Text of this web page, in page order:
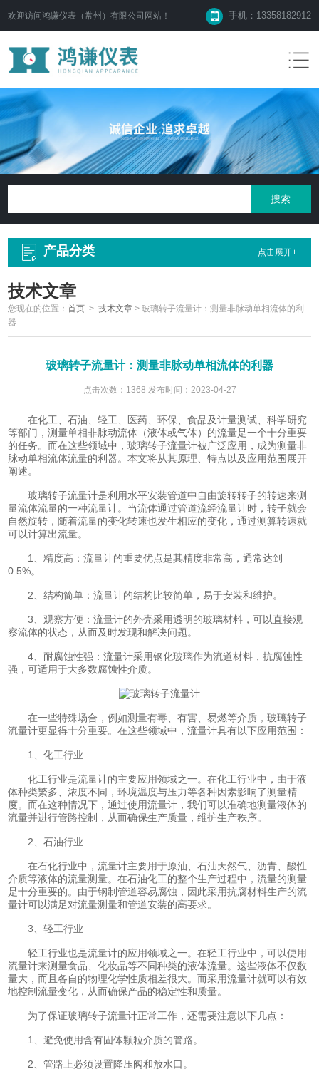
欢迎访问鸿谦仪表（常州）有限公司网站！ 手机：13358182912
产品分类 点击展开+
技术文章
您现在的位置：首页 >技术文章 >玻璃转子流量计：测量非脉动单相流体的利
器
玻璃转子流量计：测量非脉动单相流体的利器
点击次数：1368 发布时间：2023-04-27
在化工、石油、轻工、医药、环保、食品及计量测试、科学研究
等部门，测量单相非脉动流体（液体或气体）的流量是一个十分重要
的任务。而在这些领域中，玻璃转子流量计被广泛应用，成为测量非
脉动单相流体流量的利器。本文将从其原理、特点以及应用范围展开
阐述。
玻璃转子流量计是利用水平安装管道中自由旋转转子的转速来测
量流体流量的一种流量计。当流体通过管道流经流量计时，转子就会
自然旋转，随着流量的变化转速也发生相应的变化，通过测算转速就
可以计算出流量。
1、精度高：流量计的重要优点是其精度非常高，通常达到
0.5%。
2、结构简单：流量计的结构比较简单，易于安装和维护。
3、观察方便：流量计的外壳采用透明的玻璃材料，可以直接观
察流体的状态，从而及时发现和解决问题。
4、耐腐蚀性强：流量计采用钢化玻璃作为流道材料，抗腐蚀性
强，可适用于大多数腐蚀性介质。
在一些特殊场合，例如测量有毒、有害、易燃等介质，玻璃转子
流量计更显得十分重要。在这些领域中，流量计具有以下应用范围：
1、化工行业
化工行业是流量计的主要应用领域之一。在化工行业中，由于液
体种类繁多、浓度不同，环境温度与压力等各种因素影响了测量精
度。而在这种情况下，通过使用流量计，我们可以准确地测量液体的
流量并进行管路控制，从而确保生产质量，维护生产秩序。
2、石油行业
在石化行业中，流量计主要用于原油、石油天然气、沥青、酸性
介质等液体的流量测量。在石油化工的整个生产过程中，流量的测量
是十分重要的。由于钢制管道容易腐蚀，因此采用抗腐材料生产的流
量计可以满足对流量测量和管道安装的高要求。
3、轻工行业
轻工行业也是流量计的应用领域之一。在轻工行业中，可以使用
流量计来测量食品、化妆品等不同种类的液体流量。这些液体不仅数
量大，而且各自的物理化学性质相差很大。而采用流量计就可以有效
地控制流量变化，从而确保产品的稳定性和质量。
为了保证玻璃转子流量计正常工作，还需要注意以下几点：
1、避免使用含有固体颗粒介质的管路。
2、管路上必须设置降压阀和放水口。